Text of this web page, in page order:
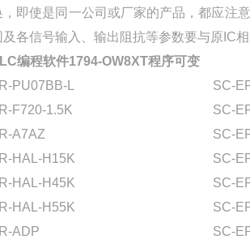
，即使是同一公司或厂家的产品，都应注
及各信号输入、输出阻抗等参数要与原IC
编程软件1794-OW8XT程序可变
PU07BB-L
SC-
F720-1.5K
SC-
A7AZ
SC-
HAL-H15K
SC-
HAL-H45K
SC-
HAL-H55K
SC-
ADP
SC-